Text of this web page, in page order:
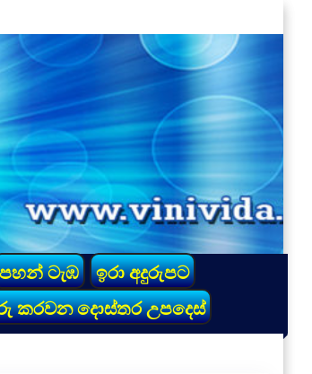
පහන් ටැඹ
ඉරා අදුරුපට
කරවන දොස්තර උපදෙස්